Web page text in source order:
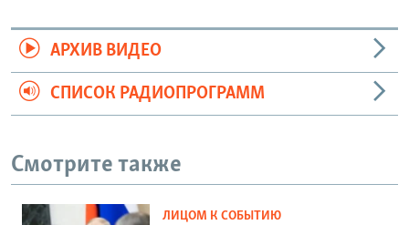
АРХИВ ВИДЕО
СПИСОК РАДИОПРОГРАММ
Смотрите также
ЛИЦОМ К СОБЫТИЮ